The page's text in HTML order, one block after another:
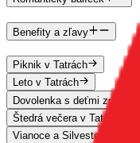
Benefity a zľavy
Piknik v Tatrách
Leto v Tatrách
Dovolenka s deťmi zdarma
Štedrá večera v Tatrách
Vianoce a Silvester na